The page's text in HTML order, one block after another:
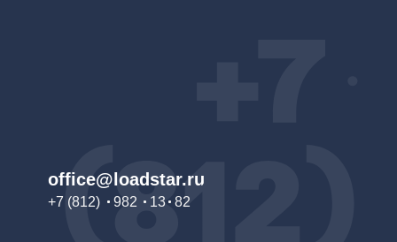
82
(812) 13
982
+7
office@loadstar.ru